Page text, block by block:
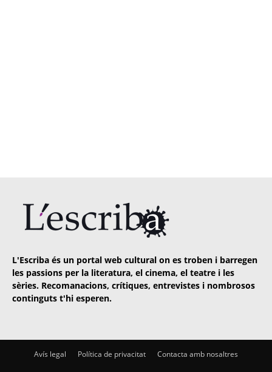
L'Escriba és un portal web cultural on es troben i barregen
les passions per la literatura, el cinema, el teatre i les
sèries. Recomanacions, crítiques, entrevistes i nombrosos
continguts t'hi esperen.
Avís legal Política de privacitat Contacta amb nosaltres